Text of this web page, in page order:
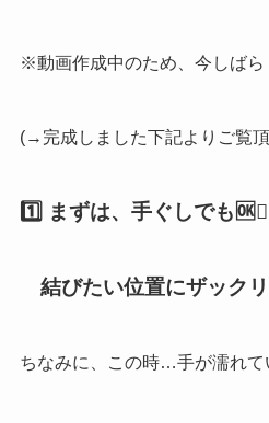
※動画作成中のため、今しばら
(→完成しました下記よりご覧
1️⃣ まずは、手ぐしでも
結びたい位置にザック
ちなみに、この時…手が濡れて